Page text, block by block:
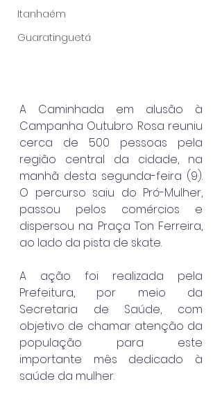
Itanhaém
Guaratinguetá
A Caminhada em alusão à
Campanha Outubro Rosa reuniu
cerca de 500 pessoas pela
região central da cidade, na
manhã desta segunda-feira (9).
O percurso saiu do Pró-Mulher,
passou pelos comércios e
dispersou na Praça Ton Ferreira,
ao lado da pista de skate.
A ação foi realizada pela
Prefeitura, por meio da
Secretaria de Saúde, com
objetivo de chamar atenção da
população para este
importante mês dedicado à
saúde da mulher.